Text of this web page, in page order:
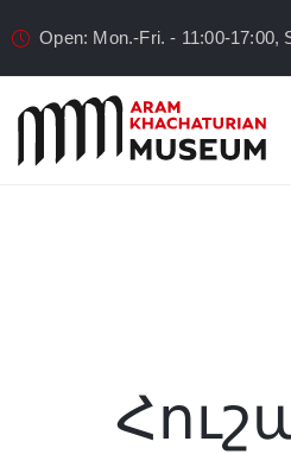
Open: Mon.-Fri. - 11:00-17:00,